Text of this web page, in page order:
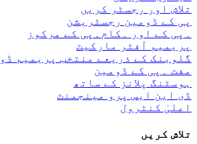
تلاش اور رجسٹر کریں
پی کے ڈومین رجسٹریشن
۔پی کے اور ۔کام۔پی کے مرکوز
پریمیم آفٹر مارکیٹ
گلوبنک کے ذریعے منتخب پریمیم
مفت ۔پی کے ڈومین
ہوسٹنگ پلانز کے ساتھ
ڈی این ایس پرو مینجمنٹ
اعلیٰ کنٹرول
تلاش کریں